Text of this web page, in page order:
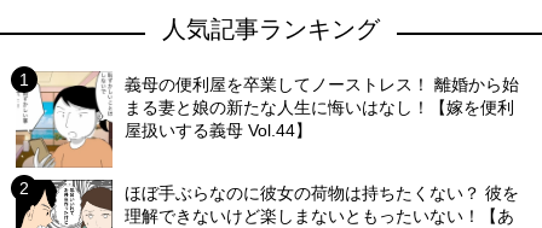
人気記事ランキング
義母の便利屋を卒業してノーストレス！ 離婚から始
まる妻と娘の新たな人生に悔いはなし！【嫁を便利
屋扱いする義母 Vol.44】
ほぼ手ぶらなのに彼女の荷物は持ちたくない？ 彼を
理解できないけど楽しまないともったいない！【あ